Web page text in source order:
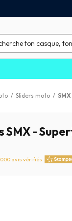
/ Sliders moto /
-
avis vérifiés